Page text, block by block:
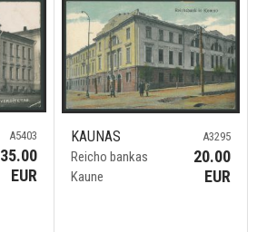
A5403
35.00
EUR
KAUNAS
Reicho bankas
Kaune
A3295
20.00
EUR